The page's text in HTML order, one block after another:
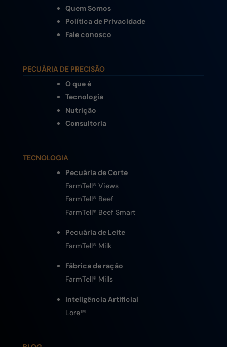
Quem Somos
Política de Privacidade
Fale conosco
PECUÁRIA DE PRECISÃO
O que é
Tecnologia
Nutrição
Consultoria
TECNOLOGIA
Pecuária de Corte
FarmTell® Views
FarmTell® Beef
FarmTell® Beef Smart
Pecuária de Leite
FarmTell® Milk
Fábrica de ração
FarmTell® Mills
Inteligência Artificial
Lore™